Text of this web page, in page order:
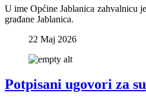
U ime Općine Jablanica zahvalnicu
građane Jablanica.
22 Maj 2026
Potpisani ugovori za